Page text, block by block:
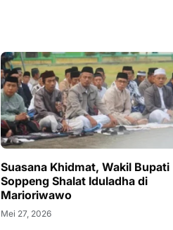
Suasana Khidmat, Wakil Bupati
Soppeng Shalat Iduladha di
Marioriwawo
Mei 27, 2026